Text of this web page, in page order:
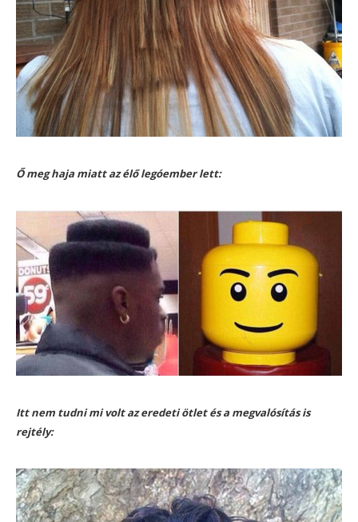
Ő meg haja miatt az élő legóember lett:
Itt nem tudni mi volt az eredeti ötlet és a megvalósítás is
rejtély: